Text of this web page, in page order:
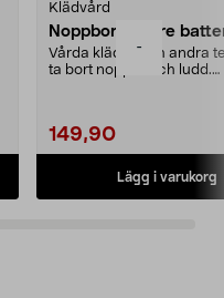
-
Klädvård
Noppborttagare
Vårda kläder och andra
ta bort noppor och ludd.
149,90
Lägg i varukorg